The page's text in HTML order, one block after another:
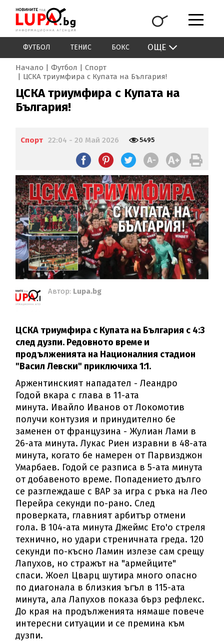
ФУТБОЛ ТЕНИС БОКС ОЩЕ
Начало Футбол
Спорт
ЦСКА триумфира с Купата на България!
ЦСКА триумфира с Купата на
България!
Спорт 22:04 - 20 Май 2026 5495
Автор: Lupa.bg
ЦСКА триумфира с Купата на България с 4:3
след дузпи. Редовното време и
продълженията на Националния стадион
"Васил Левски" приключиха 1:1.
Аржентинският нападател - Леандро
Годой вкара с глава в 11-ата
минута. Ивайло Иванов от Локомотив
получи контузия и принудително бе
заменен от французина - Жулиан Лами в
26-ата минута. Лукас Риен изравни в 48-ата
минута, когато бе намерен от Парвизджон
Умарбаев. Годой се разписа в 5-ата минута
от добавеното време. Попадението дълго
се разглеждаше с ВАР за игра с ръка на Лео
Перейра секунди по-рано. След
проверката, главният арбитър отмени
гола. В 104-ата минута Джеймс Ето'о стреля
технично, но удари стреничната греда. 120
секунди по-късно Ламин излезе сам срещу
Лапухов, но стражът на "армейците"
спаси. Жоел Цварц шутира много опасно
по диагонала в близкия ъгъл в 115-ата
минута, ала Лапухов показа бърз рефлекс.
До края на продълженията нямаше повече
интересни ситуации и се премина към
дузпи.